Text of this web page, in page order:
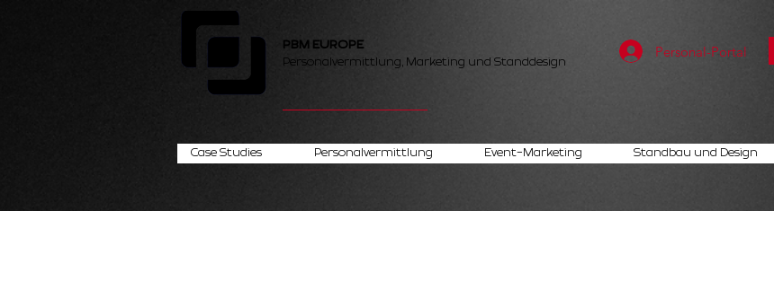
PBM EUROPE
Personalvermittlung, Marketing und Standdesign
Personal-Portal
Case Studies Personalvermittlung Event-Marketing Standbau und Design